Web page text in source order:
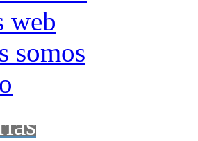
web
somos